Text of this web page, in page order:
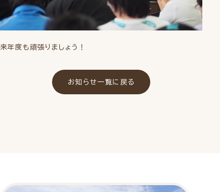
来年度も頑張りましょう！
お知らせ一覧に戻る